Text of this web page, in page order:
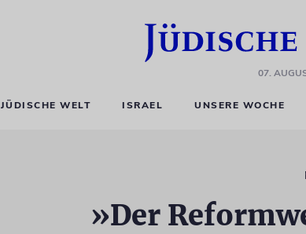
07.
JÜDISCHE WELT ISRAEL UNSERE WOCHE
»Der